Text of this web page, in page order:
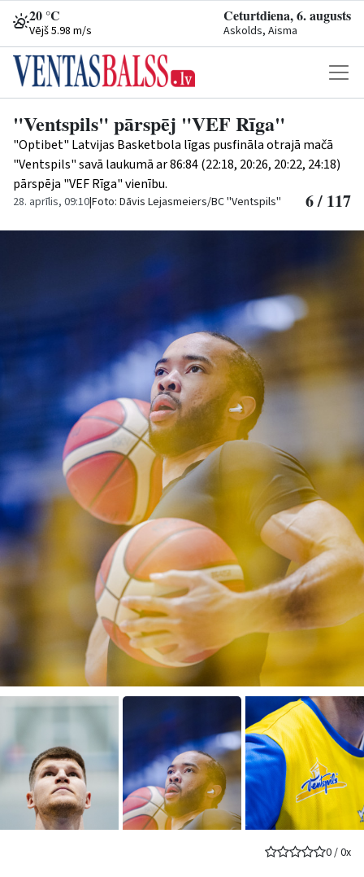
20 °C
Vējš 5.98 m/s
Ceturtdiena, 6. augusts
Askolds, Aisma
"Ventspils" pārspēj "VEF Rīga"
"Optibet" Latvijas Basketbola līgas pusfināla otrajā mačā
"Ventspils" savā laukumā ar 86:84 (22:18, 20:26, 20:22, 24:18)
pārspēja "VEF Rīga" vienību.
28. aprīlis, 09:10|Foto: Dāvis Lejasmeiers/BC ''Ventspils'' 6 / 117
0/0x